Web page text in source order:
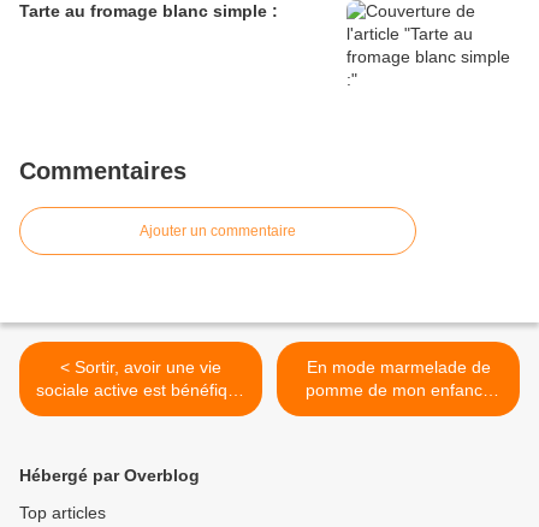
Tarte au fromage blanc simple :
Commentaires
Ajouter un commentaire
< Sortir, avoir une vie
sociale active est bénéfique
pour l'écologie :
En mode marmelade de
pomme de mon enfance
simple (tante Madeleine) : >
Hébergé par Overblog
Top articles